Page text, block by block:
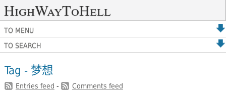
HighWayToHell
TO MENU
TO SEARCH
Tag - 梦想
Entries feed - Comments feed